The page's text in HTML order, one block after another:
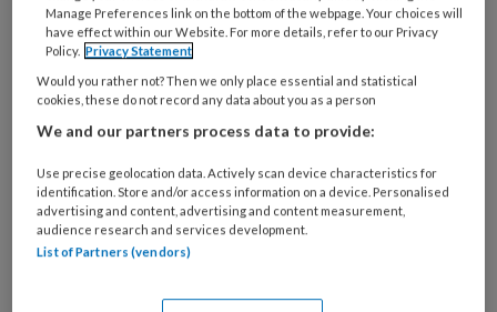
verschillen in de kosten die het uurtarief moet
dekken.
Toch geeft onderstaande grafiek wel en aardig
inkijkje. Zo moet een pedicure met een
56 uur werken om bij 1.000 euro te komen. Een
advocaat met een gemiddeld tarief van 150
euro zit al na 6,7 uur op dat bedrag.
Inzoomen grafiek
Manage Preferences link on the bottom of the webpage. Your choices will
have effect within our Website. For more details, refer to our Privacy
Policy. Privacy Statement
Would you rather not? Then we only place essential and statistical
cookies, these do not record any data about you as a person
We and our partners process data to provide:
Use precise geolocation data. Actively scan device characteristics for
identification. Store and/or access information on a device. Personalised
advertising and content, advertising and content measurement,
audience research and services development.
List of Partners (vendors)